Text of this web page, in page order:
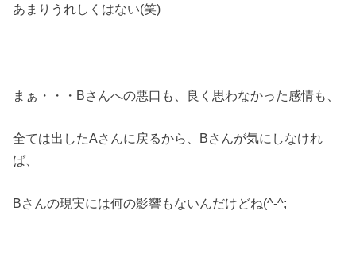
あまりうれしくはない(笑)
まぁ・・・Bさんへの悪口も、良く思わなかった感情も、
全ては出したAさんに戻るから、Bさんが気にしなけれ
ば、
Bさんの現実には何の影響もないんだけどね(^-^;